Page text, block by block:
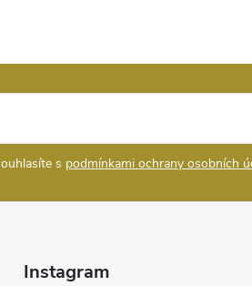
s podmínkami ochrany osobních
Instagram